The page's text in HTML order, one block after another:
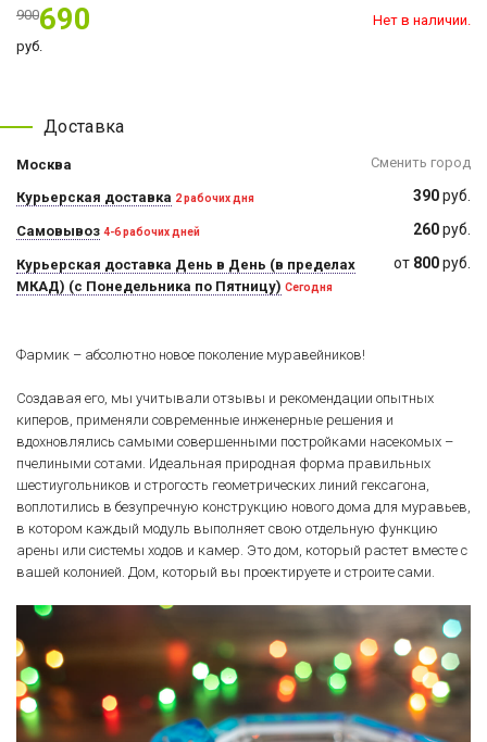
900690
руб.
Нет в наличии.
Доставка
Сменить город
Москва
390руб.
Курьерская доставка 2 рабочих дня
260руб.
Самовывоз 4-6 рабочих дней
от 800руб.
Курьерская доставка День в День (в пределах
МКАД) (с Понедельника по Пятницу) Сегодня
Фармик – абсолютно новое поколение муравейников!
Создавая его, мы учитывали отзывы и рекомендации опытных
киперов, применяли современные инженерные решения и
вдохновлялись самыми совершенными постройками насекомых –
пчелиными сотами. Идеальная природная форма правильных
шестиугольников и строгость геометрических линий гексагона,
воплотились в безупречную конструкцию нового дома для муравьев,
в котором каждый модуль выполняет свою отдельную функцию
арены или системы ходов и камер. Это дом, который растет вместе с
вашей колонией. Дом, который вы проектируете и строите сами.